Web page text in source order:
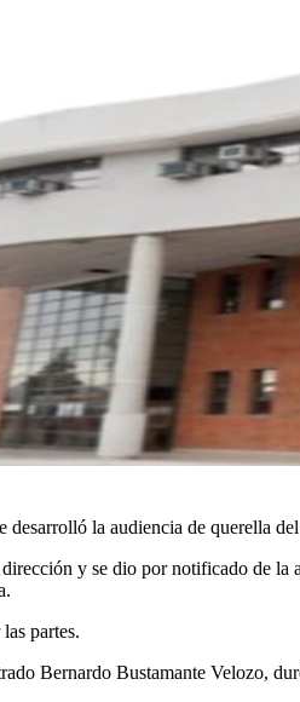
desarrolló la audiencia de querella
y se dio por notificado de la
partes.
Bernardo Bustamante Velozo,